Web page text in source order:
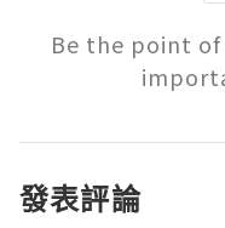
Be the point
發表評論